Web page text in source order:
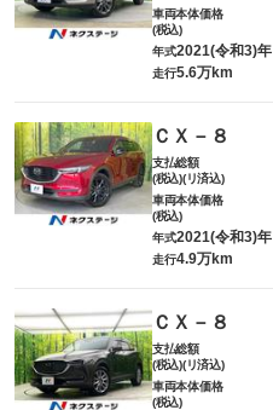
車両本体価格
(税込)
年式2021(令和3)年
走行5.6万km
ＣＸ－８
支払総額
(税込)(リ済込)
車両本体価格
(税込)
年式2021(令和3)年
走行4.9万km
ＣＸ－８
支払総額
(税込)(リ済込)
車両本体価格
(税込)